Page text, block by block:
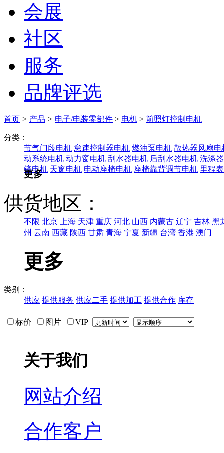
会展
社区
服务
品牌评选
首页 > 产品 > 电子/电装零部件 > 电机 > 前照灯控制电机
分类：
节气门段电机 怠速控制器电机 燃油泵电机 散热器风扇电
动系统电机 动力窗电机 刮水器电机 后刮水器电机 洗涤
镜电机 天窗电机 电动座椅电机 座椅靠背调节电机 里程
更多
供货地区：
不限 北京 上海 天津 重庆 河北 山西 内蒙古 辽宁 吉林 黑
州 云南 西藏 陕西 甘肃 青海 宁夏 新疆 台湾 香港 澳门
更多
类别：
供应 提供服务 供应二手 提供加工 提供合作 库存
标价 图片 VIP
关于我们
网站介绍
合作客户